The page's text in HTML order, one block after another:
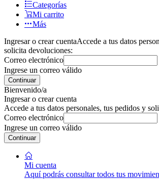
Categorías
Mi carrito
Más
Ingresar o crear cuentaAccede a tus datos
solicita devoluciones:
Correo electrónico
Ingrese un correo válido
Continuar
Bienvenido/a
Ingresar o crear cuenta
Accede a tus datos personales, tus pedidos y
Correo electrónico
Ingrese un correo válido
Continuar
Mi cuenta
Aquí podrás consultar todos tus